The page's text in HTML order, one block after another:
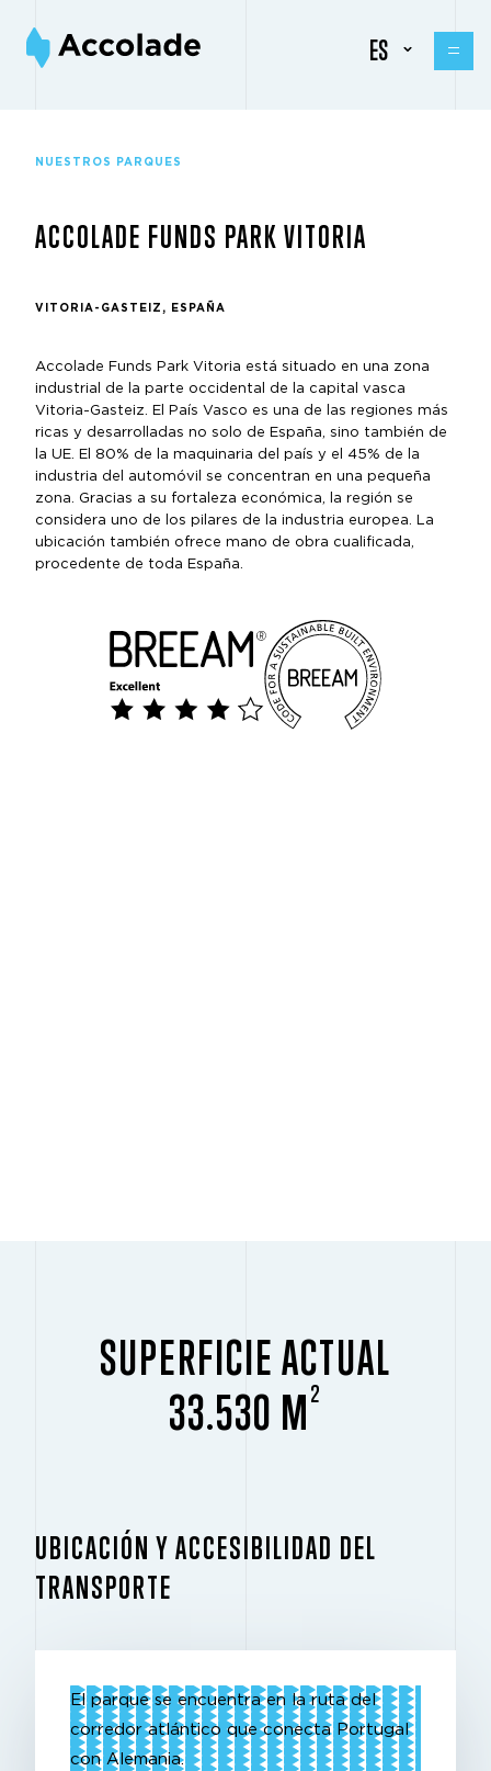
ES
NUESTROS PARQUES
ACCOLADE FUNDS PARK VITORIA
VITORIA-GASTEIZ, ESPAÑA
Accolade Funds Park Vitoria está situado en una zona
industrial de la parte occidental de la capital vasca
Vitoria-Gasteiz. El País Vasco es una de las regiones más
ricas y desarrolladas no solo de España, sino también de
la UE. El 80% de la maquinaria del país y el 45% de la
industria del automóvil se concentran en una pequeña
zona. Gracias a su fortaleza económica, la región se
considera uno de los pilares de la industria europea. La
ubicación también ofrece mano de obra cualificada,
procedente de toda España.
SUPERFICIE ACTUAL
33.530 M 2
UBICACIÓN Y ACCESIBILIDAD DEL
TRANSPORTE
El parque se encuentra en la ruta del
corredor atlántico que conecta Portugal
con Alemania.